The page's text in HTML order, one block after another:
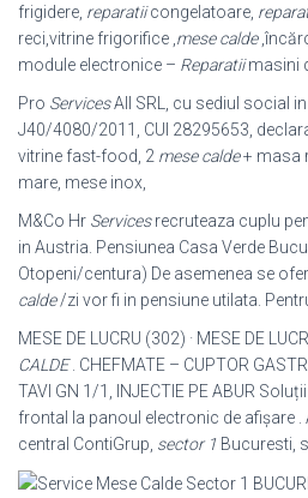
frigidere, reparatiicongelatoare,
reci,vitrine frigorifice , mese calde
module electronice – Reparatiimasini
Pro ServicesAll SRL, cu sediul social in
J40/4080/2011, CUI 28295653,
vitrine fast-food, 2 mese calde+ masa
mare, mese inox,
M&Co Hr Servicesrecruteaza cuplu
in Austria. Pensiunea Casa Verde
Otopeni/centura) De asemenea se
calde/zi vor fi in pensiune utilata.
MESE DE LUCRU (302) · MESE DE
CALDE. CHEFMATE – CUPTOR
TAVI GN 1/1, INJECTIE PE ABUR Soluții
frontal la panoul electronic de afișare .
central ContiGrup, sector 1 Bucuresti,